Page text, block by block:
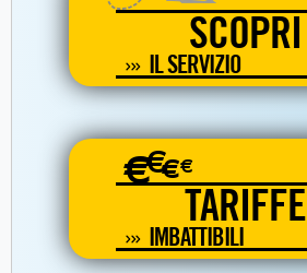
SCOPRI
IL SERVIZIO
€€€€
TARIFFE
IMBATTIBILI